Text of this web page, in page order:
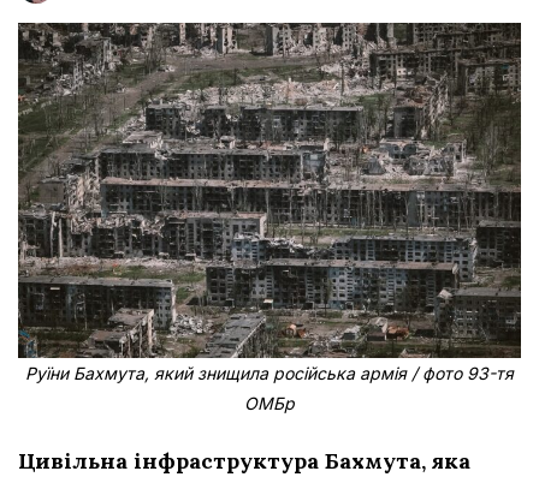
Руїни Бахмута, який знищила російська армія / фото 93-тя
ОМБр
Цивільна інфраструктура Бахмута, яка